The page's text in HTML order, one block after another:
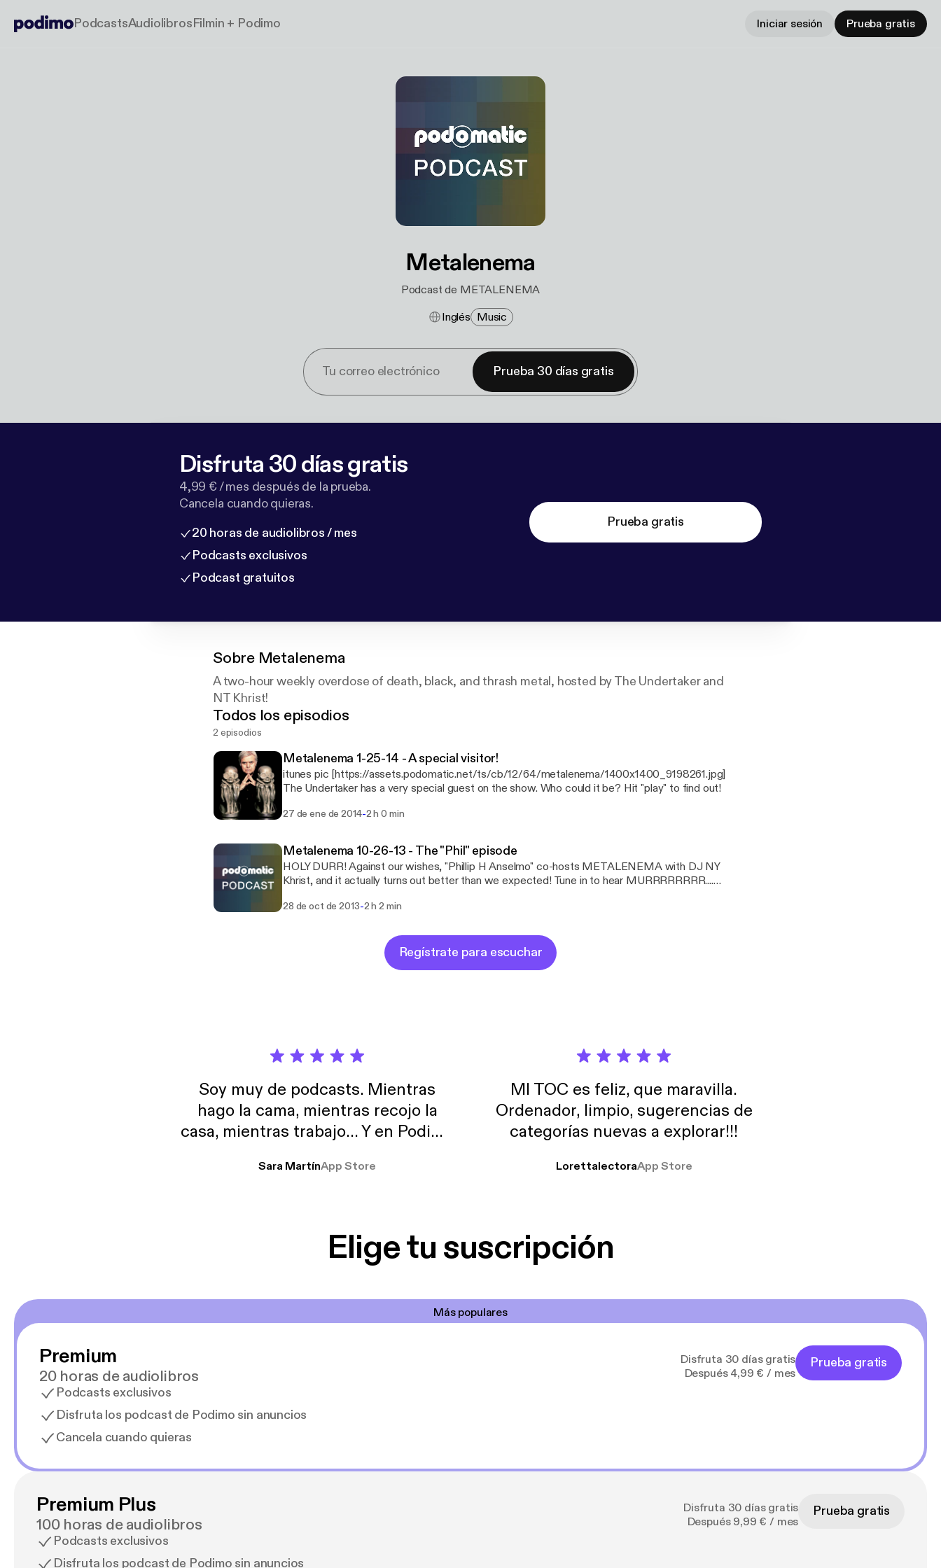
PodcastsAudiolibrosFilmin + Podimo Iniciar sesión Prueba gratis
Metalenema
Podcast de METALENEMA
Inglés Music
Prueba 30 días gratis
Disfruta 30 días gratis
4,99 € / mes después de la prueba.
Cancela cuando quieras.
20 horas de audiolibros / mes
Podcasts exclusivos
Podcast gratuitos
Prueba gratis
Sobre Metalenema
A two-hour weekly overdose of death, black, and thrash metal, hosted by The Undertaker and
NT Khrist!
Todos los episodios
2 episodios
Metalenema 1-25-14 - A special visitor!
itunes pic [https://assets.podomatic.net/ts/cb/12/64/metalenema/1400x1400_9198261.jpg]
The Undertaker has a very special guest on the show. Who could it be? Hit "play" to find out!
27 de ene de 2014-2 h 0 min
Metalenema 10-26-13 - The "Phil" episode
HOLY DURR! Against our wishes, "Phillip H Anselmo" co-hosts METALENEMA with DJ NY
Khrist, and it actually turns out better than we expected! Tune in to hear MURRRRRRRR....
28 de oct de 2013-2 h 2 min
Regístrate para escuchar
Soy muy de podcasts. Mientras
hago la cama, mientras recojo la
casa, mientras trabajo… Y en Podimo
encantan. De emprendimiento, de
Sara MartínApp Store
MI TOC es feliz, que maravilla.
Ordenador, limpio, sugerencias de
categorías nuevas a explorar!!!
LorettalectoraApp Store
Elige tu suscripción
Más populares
Premium
20 horas de audiolibros
Podcasts exclusivos
Disfruta los podcast de Podimo sin anuncios
Cancela cuando quieras
Disfruta 30 días gratis
Después 4,99 € / mes
Prueba gratis
Premium Plus
100 horas de audiolibros
Podcasts exclusivos
Disfruta los podcast de Podimo sin anuncios
Disfruta 30 días gratis
Después 9,99 € / mes
Prueba gratis